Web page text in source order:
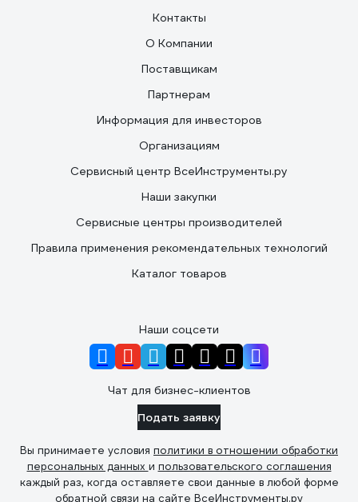
Контакты
О Компании
Поставщикам
Партнерам
Информация для инвесторов
Организациям
Сервисный центр ВсеИнструменты.ру
Наши закупки
Сервисные центры производителей
Правила применения рекомендательных технологий
Каталог товаров
Наши соцсети
Чат для бизнес-клиентов
Подать заявку
Вы принимаете условия политики в отношении обработки
персональных данных и пользовательского соглашения
каждый раз, когда оставляете свои данные в любой форме
обратной связи на сайте ВсеИнструменты.ру